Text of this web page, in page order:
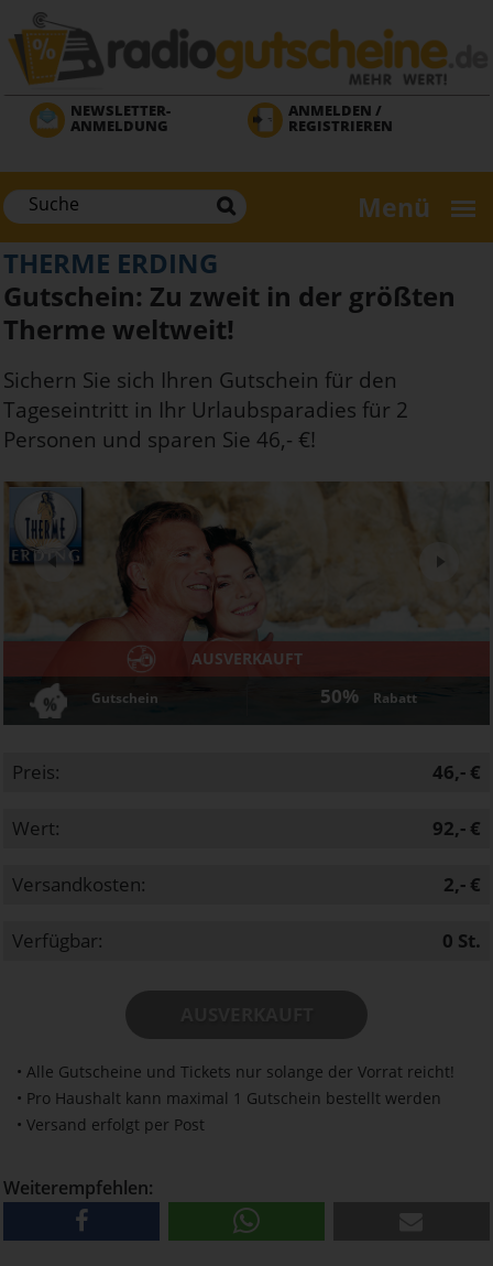
Direkt
zum
Inhalt
NEWSLETTER-
ANMELDUNG
ANMELDEN /
REGISTRIEREN
Menü
THERME ERDING
Gutschein: Zu zweit in der größten
Therme weltweit!
Sichern Sie sich Ihren Gutschein für den
Tageseintritt in Ihr Urlaubsparadies für 2
Personen und sparen Sie 46,- €!
AUSVERKAUFT
Gutschein 50% Rabatt
Next
Preis: 46,- €
Wert: 92,- €
Versandkosten: 2,- €
Verfügbar: 0 St.
• Alle Gutscheine und Tickets nur solange der Vorrat reicht!
• Pro Haushalt kann maximal 1 Gutschein bestellt werden
• Versand erfolgt per Post
Weiterempfehlen: